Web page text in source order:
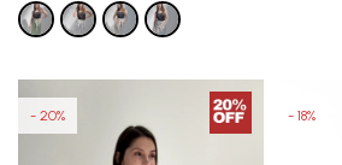
20 18